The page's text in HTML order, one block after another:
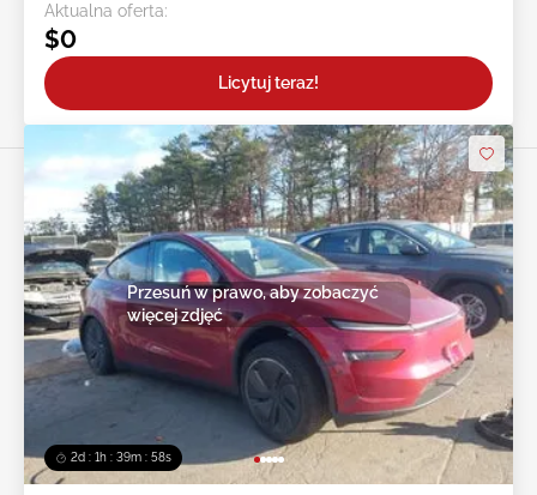
Aktualna oferta:
$0
Licytuj teraz!
2d : 1h : 39m : 55s
Przesuń w prawo, aby zobaczyć
więcej zdjęć